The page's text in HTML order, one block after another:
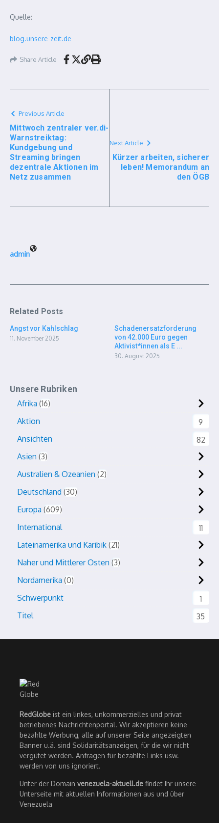
Quelle:
blog.unsere-zeit.de
Share Article
Previous Article
Mittwoch zentraler ver.di-
Warnstreiktag:
Kundgebung und
Streaming bringen
dezentrale Aktionen im
Netz zusammen
Next Article
Kürzer arbeiten, sicherer
leben! Memorandum an
den ÖGB
admin
Related Posts
Angst vor Kahlschlag
11. November 2025
Schadenersatzforderung
von 42.000 Euro gegen
Aktivist*innen als E ...
30. August 2025
Unsere Rubriken
Afrika 16
Aktion
9
Ansichten
82
Asien 3
Australien & Ozeanien 2
Deutschland 30
Europa 609
International
11
Lateinamerika und Karibik 21
Naher und Mittlerer Osten 3
Nordamerika 0
Schwerpunkt
1
Titel
35
RedGlobe ist ein linkes, unkommerzielles und privat
betriebenes Nachrichtenportal. Wir akzeptieren keine
bezahlte Werbung, alle auf unserer Seite angezeigten
Banner u.ä. sind Solidaritätsanzeigen, für die wir nicht
vergütet werden. Anfragen für bezahlte Links usw.
werden von uns ignoriert.
Unter der Domain venezuela-aktuell.de findet Ihr unsere
Unterseite mit aktuellen Informationen aus und über
Venezuela